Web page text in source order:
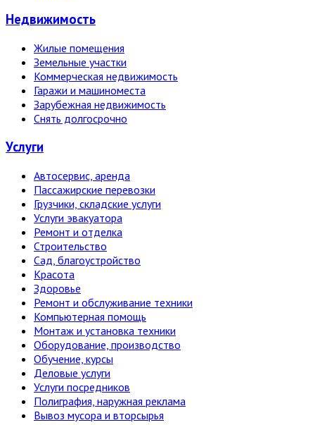
Недвижи­мость
Жилые помещения
Земельные участки
Коммерческая недвижимость
Гаражи и машиноместа
Зарубежная недвижимость
Снять долгосрочно
Услуги
Автосервис, аренда
Пассажирские перевозки
Грузчики, складские услуги
Услуги эвакуатора
Ремонт и отделка
Строительство
Сад, благоустройство
Красота
Здоровье
Ремонт и обслуживание техники
Компьютерная помощь
Монтаж и установка техники
Оборудование, производство
Обучение, курсы
Деловые услуги
Услуги посредников
Полиграфия, наружная реклама
Вывоз мусора и вторсырья